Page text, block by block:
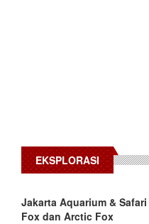
EKSPLORASI
Jakarta Aquarium &
Fox dan Arctic Fox